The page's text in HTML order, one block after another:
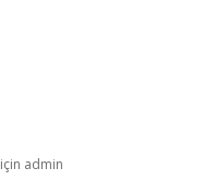
için admin